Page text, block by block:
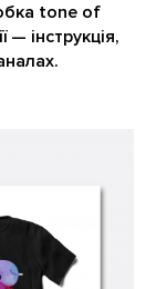
tone of
— інструкція,